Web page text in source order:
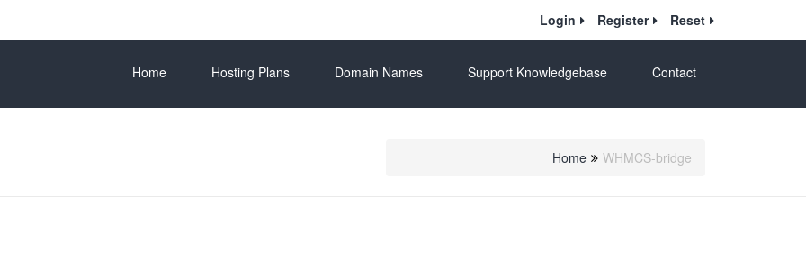
Login Register Reset
Home Hosting Plans Domain Names Support Knowledgebase Contact
Home WHMCS-bridge